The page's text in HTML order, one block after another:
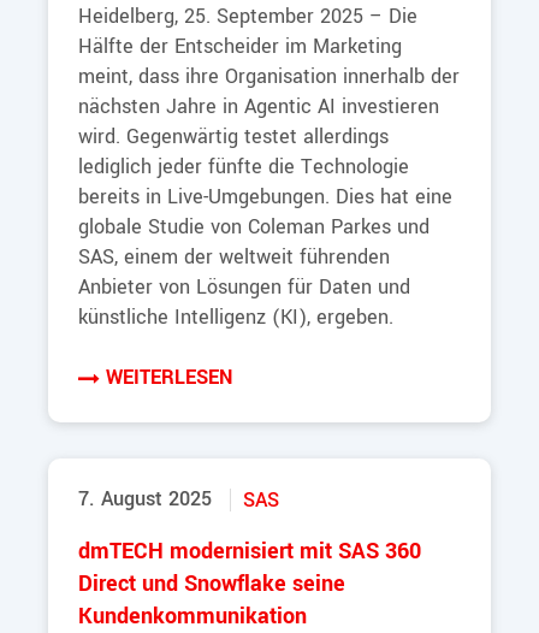
Heidelberg, 25. September 2025 – Die
Hälfte der Entscheider im Marketing
meint, dass ihre Organisation innerhalb der
nächsten Jahre in Agentic AI investieren
wird. Gegenwärtig testet allerdings
lediglich jeder fünfte die Technologie
bereits in Live-Umgebungen. Dies hat eine
globale Studie von Coleman Parkes und
SAS, einem der weltweit führenden
Anbieter von Lösungen für Daten und
künstliche Intelligenz (KI), ergeben.
WEITERLESEN
7. August 2025 SAS
dmTECH modernisiert mit SAS 360
Direct und Snowflake seine
Kundenkommunikation